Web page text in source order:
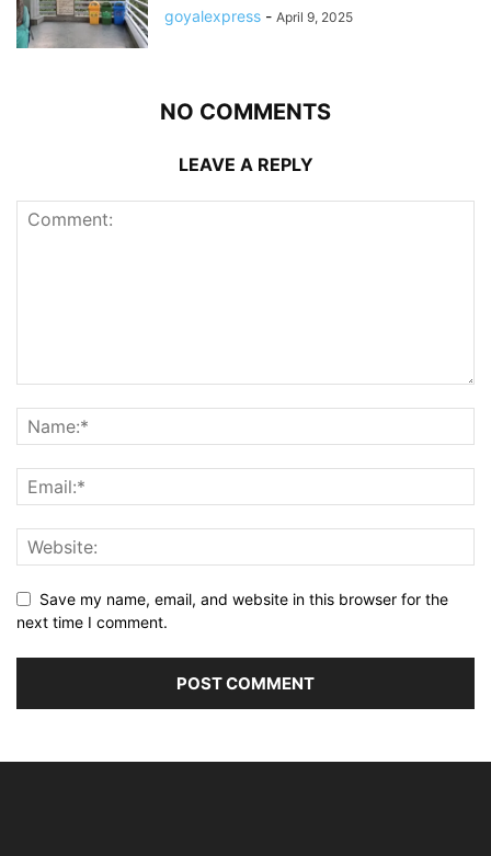
goyalexpress - April 9, 2025
NO COMMENTS
LEAVE A REPLY
Save my name, email, and website in this browser for the
next time I comment.